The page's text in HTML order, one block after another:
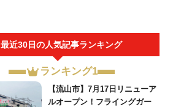
最近30日の人気記事ランキング
ランキング1
【流山市】7月17日リニューア
ルオープン！フライングガー